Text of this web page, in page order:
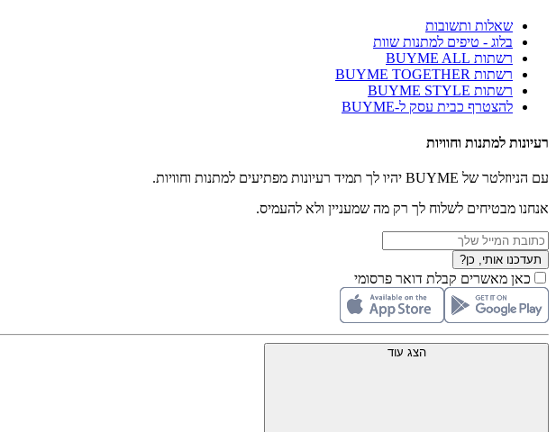
שאלות ותשובות
בלוג - טיפים למתנות שוות
רשתות BUYME ALL
רשתות BUYME TOGETHER
רשתות BUYME STYLE
להצטרף כבית עסק ל-BUYME
רעיונות למתנות וחוויות
עם הניוזלטר של BUYME יהיו לך תמיד רעיונות מפתיעים למתנות וחוויות.
אנחנו מבטיחים לשלוח לך רק מה שמעניין ולא להעמיס.
תעדכנו אותי, כן?
כאן מאשרים קבלת דואר פרסומי
הצג עוד